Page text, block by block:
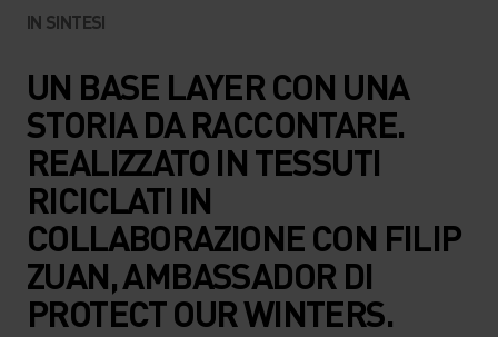
IN SINTESI
UN BASE LAYER CON UNA
STORIA DA RACCONTARE.
REALIZZATO IN TESSUTI
RICICLATI IN
COLLABORAZIONE CON FILIP
ZUAN, AMBASSADOR DI
PROTECT OUR WINTERS.